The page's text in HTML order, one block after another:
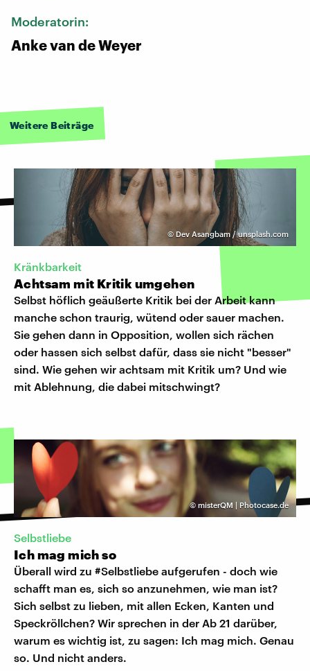
Moderatorin:
Anke van de Weyer
Weitere Beiträge
© Dev Asangbam / unsplash.com
Kränkbarkeit
Achtsam mit Kritik umgehen
Selbst höflich geäußerte Kritik bei der Arbeit kann
manche schon traurig, wütend oder sauer machen.
Sie gehen dann in Opposition, wollen sich rächen
oder hassen sich selbst dafür, dass sie nicht "besser"
sind. Wie gehen wir achtsam mit Kritik um? Und wie
mit Ablehnung, die dabei mitschwingt?
© misterQM | Photocase.de
Selbstliebe
Ich mag mich so
Überall wird zu #Selbstliebe aufgerufen - doch wie
schafft man es, sich so anzunehmen, wie man ist?
Sich selbst zu lieben, mit allen Ecken, Kanten und
Speckröllchen? Wir sprechen in der Ab 21 darüber,
warum es wichtig ist, zu sagen: Ich mag mich. Genau
so. Und nicht anders.